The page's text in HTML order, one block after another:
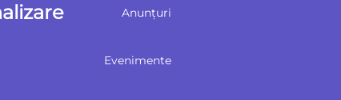
Anunțuri
Evenimente